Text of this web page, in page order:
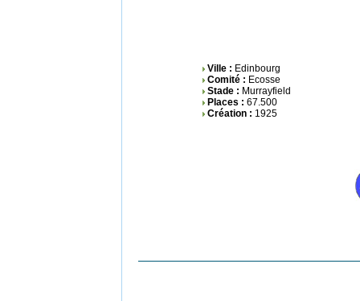
Ville : Edinbourg
Comité : Ecosse
Stade : Murrayfield
Places : 67.500
Création : 1925